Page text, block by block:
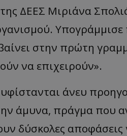
ΔΕΕΣ Μιριάνα
στην πρώτη
να επιχειρούν».
άνευ
άμυνα, πράγμα που
δύσκολες αποφάσεις